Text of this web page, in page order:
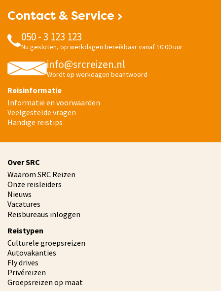
Contact & Service
050 - 3 123 123
Nu gesloten, op werkdagen bereikbaar vanaf 10.00 uur
info@srcreizen.nl
Wordt op werkdagen beantwoord
Reisinformatie
Informatie en voorwaarden
Veelgestelde vragen
Handige reistips
Over SRC
Waarom SRC Reizen
Onze reisleiders
Nieuws
Vacatures
Reisbureaus inloggen
Reistypen
Culturele groepsreizen
Autovakanties
Fly drives
Privéreizen
Groepsreizen op maat